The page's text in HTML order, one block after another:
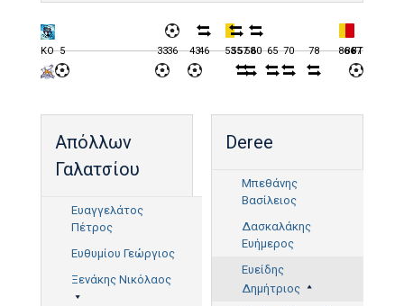
KO 5 3336 4346 5355575860 65 70 78 868687
FT
Απόλλων
Γαλατσίου
Ευαγγελάτος
Πέτρος
Ευθυμίου Γεώργιος
Ξενάκης Νικόλαος
Deree
Μπεθάνης
Βασίλειος
Δασκαλάκης
Ευήμερος
Ευείδης
Δημήτριος